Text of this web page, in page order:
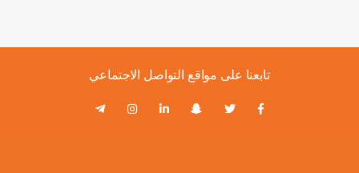
تابعنا على مواقع التواصل الاجتماعي